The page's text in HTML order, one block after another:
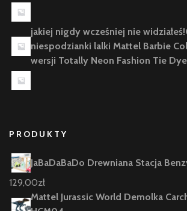
jakiej nigdy wcześniej nie
niespodzianki lalki Mattel Barbie
wersji Totally Neon Fashion Tie Dye
PRODUKTY
JaBaDaBaDo Drewniana Stacja
129,00zł
Mattel Jurassic World Demolka